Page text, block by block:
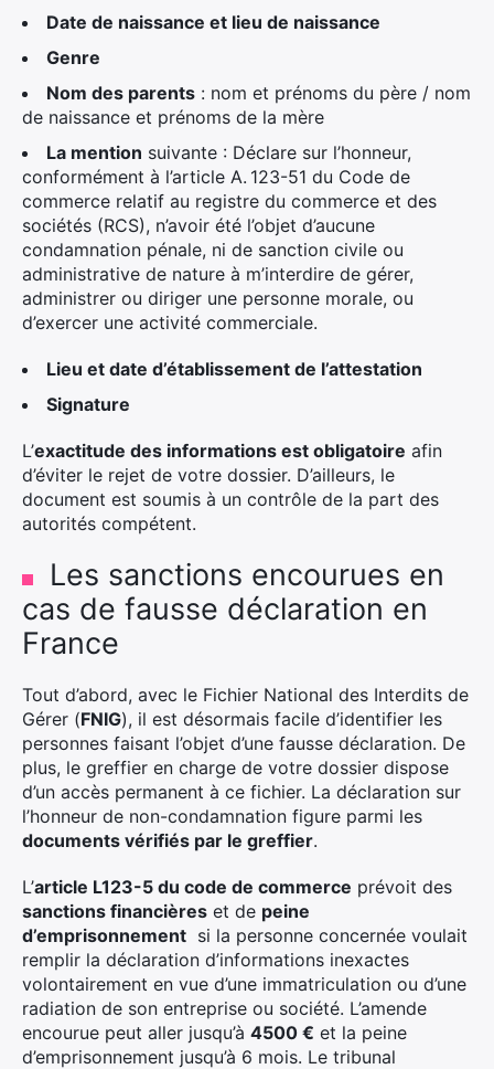
Date de naissance et lieu de naissance
Genre
Nom des parents : nom et prénoms du père / nom
de naissance et prénoms de la mère
La mention suivante : Déclare sur l’honneur,
conformément à l’article A. 123-51 du Code de
commerce relatif au registre du commerce et des
sociétés (RCS), n’avoir été l’objet d’aucune
condamnation pénale, ni de sanction civile ou
administrative de nature à m’interdire de gérer,
administrer ou diriger une personne morale, ou
d’exercer une activité commerciale.
Lieu et date d’établissement de l’attestation
Signature
L’exactitude des informations est obligatoire afin
d’éviter le rejet de votre dossier. D’ailleurs, le
document est soumis à un contrôle de la part des
autorités compétent.
Les sanctions encourues en
cas de fausse déclaration en
France
Tout d’abord, avec le Fichier National des Interdits de
Gérer (FNIG), il est désormais facile d’identifier les
personnes faisant l’objet d’une fausse déclaration. De
plus, le greffier en charge de votre dossier dispose
d’un accès permanent à ce fichier. La déclaration sur
l’honneur de non-condamnation figure parmi les
documents vérifiés par le greffier.
L’article L123-5 du code de commerce prévoit des
sanctions financières et de peine
d’emprisonnement si la personne concernée voulait
remplir la déclaration d’informations inexactes
volontairement en vue d’une immatriculation ou d’une
radiation de son entreprise ou société. L’amende
encourue peut aller jusqu’à 4500 € et la peine
d’emprisonnement jusqu’à 6 mois. Le tribunal
Rechercher
: